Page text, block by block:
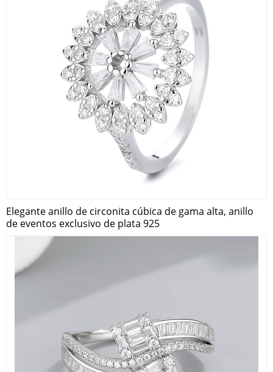
Elegante anillo de circonita cúbica de gama alta, anillo
de eventos exclusivo de plata 925